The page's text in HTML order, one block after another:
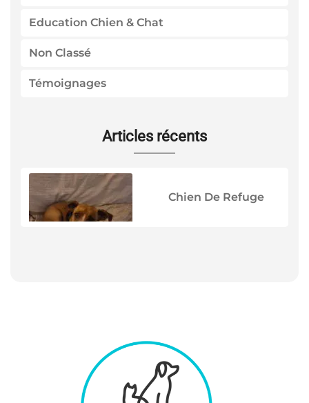
Education Chien & Chat
Non Classé
Témoignages
Articles récents
Chien De Refuge